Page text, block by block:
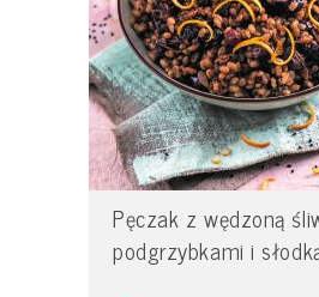
Pęczak z wędzoną
podgrzybkami i